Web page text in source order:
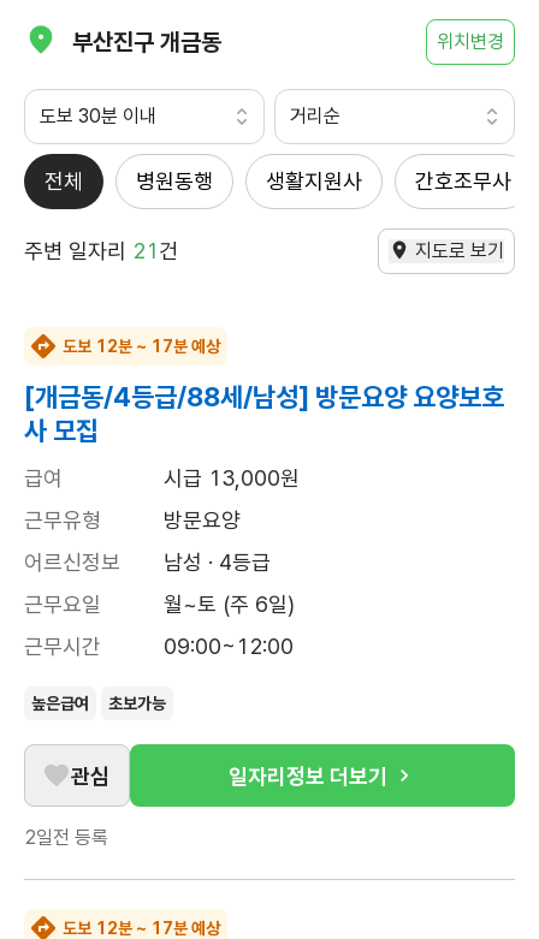
부산진구 개금동 위치변경
도보 30분 이내 거리순
전체 병원동행 생활지원사 간호조무사
주변 일자리 21건 지도로 보기
도보 12분 ~ 17분 예상
[개금동/4등급/88세/남성] 방문요양 요양보호
사 모집
급여
시급 13,000원
근무유형
방문요양
어르신정보
남성 · 4등급
근무요일
월~토 (주 6일)
근무시간
09:00~12:00
높은급여 초보가능
관심 일자리정보 더보기
2일전 등록
도보 12분 ~ 17분 예상